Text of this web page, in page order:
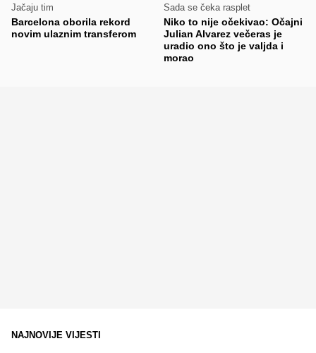
Jačaju tim
Barcelona oborila rekord
novim ulaznim transferom
Sada se čeka rasplet
Niko to nije očekivao: Očajni
Julian Alvarez večeras je
uradio ono što je valjda i
morao
NAJNOVIJE VIJESTI